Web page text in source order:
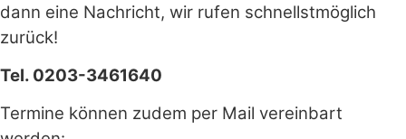
dann eine Nachricht, wir rufen schnellstmöglich
zurück!
Tel. 0203-3461640
Termine können zudem per Mail vereinbart